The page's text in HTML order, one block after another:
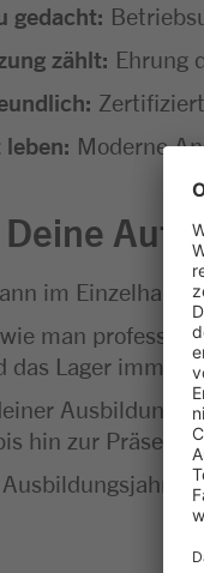
gedacht:
zählt: Ehrung
Moderne
im
man
das Lager immer
Ausbildung
hin zur